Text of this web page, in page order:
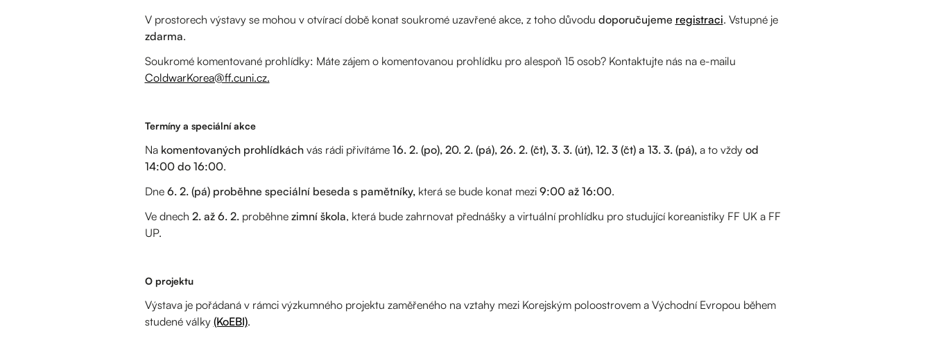
V prostorech výstavy se mohou v otvírací době konat soukromé uzavřené akce, z toho důvodu doporučujeme registraci. Vstupné je
zdarma.
Soukromé komentované prohlídky: Máte zájem o komentovanou prohlídku pro alespoň 15 osob? Kontaktujte nás na e-mailu
ColdwarKorea@ff.cuni.cz.
Termíny a speciální akce
Na komentovaných prohlídkáchvás rádi přivítáme 16. 2. (po), 20. 2. (pá), 26. 2. (čt), 3. 3. (út), 12. 3 (čt) a 13. 3. (pá),a to vždyod
14:00 do 16:00.
Dne 6. 2. (pá) proběhne speciální beseda s pamětníky,která se bude konat mezi 9:00 až 16:00.
Ve dnech 2. až 6. 2.proběhne zimní škola, která bude zahrnovat přednášky a virtuální prohlídku pro studující koreanistiky FF UK a FF
UP.
O projektu
Výstava je pořádaná v rámci výzkumného projektu zaměřeného na vztahy mezi Korejským poloostrovem a Východní Evropou během
studené války (KoEBI).